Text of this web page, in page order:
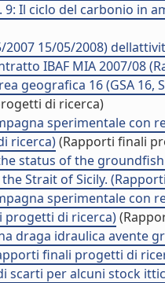
n. 9: Il ciclo del carbonio
15/05/2008)
IBAF MIA 2007/08
geografica 16 (GSA
di ricerca)
sperimentale con
ricerca)(Rapporti finali
status of the
Strait of Sicily.
sperimentale con
progetti di ricerca)
draga idraulica avente
finali progetti di
scarti per alcuni stock